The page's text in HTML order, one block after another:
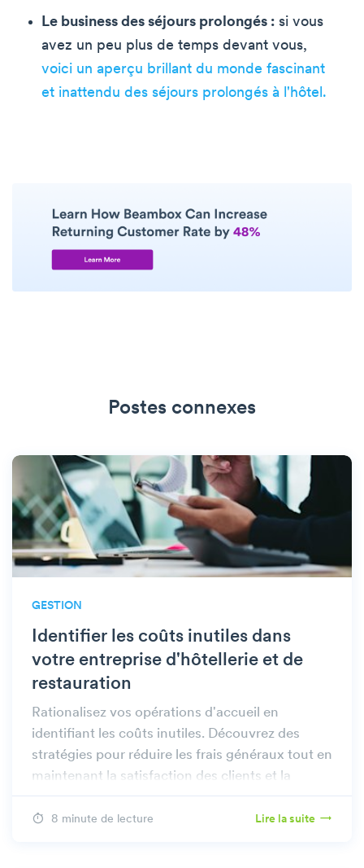
Le business des séjours prolongés : si vous
avez un peu plus de temps devant vous,
voici un aperçu brillant du monde fascinant
et inattendu des séjours prolongés à l'hôtel.
Postes connexes
GESTION
Identifier les coûts inutiles dans
votre entreprise d'hôtellerie et de
restauration
Rationalisez vos opérations d'accueil en
identifiant les coûts inutiles. Découvrez des
stratégies pour réduire les frais généraux tout en
maintenant la satisfaction des clients et la
qualité du service.
8 minute de lecture Lire la suite